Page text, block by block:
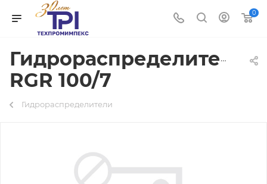
0
Гидрораспределитель
RGR 100/7
Гидрораспределители